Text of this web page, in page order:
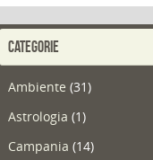
CATEGORIE
Ambiente (31)
Astrologia (1)
Campania (14)